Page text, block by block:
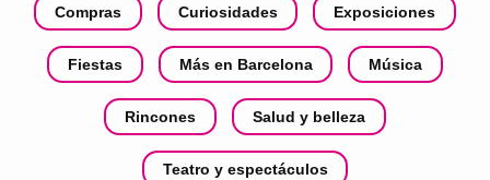
Compras Curiosidades Exposiciones
Fiestas Más en Barcelona Música
Rincones Salud y belleza
Teatro y espectáculos